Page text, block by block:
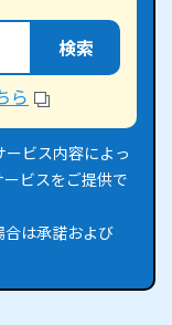
検索
ら
ビス内容によっ
ビスをご提供で
は承諾および